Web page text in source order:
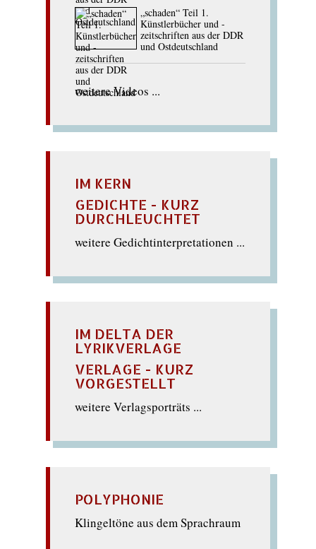
„schaden“ Teil 1.
Künstlerbücher und -
zeitschriften aus der DDR
und Ostdeutschland
weitere Videos ...
IM KERN
GEDICHTE - KURZ
DURCHLEUCHTET
weitere Gedichtinterpretationen ...
IM DELTA DER
LYRIKVERLAGE
VERLAGE - KURZ
VORGESTELLT
weitere Verlagsporträts ...
POLYPHONIE
Klingeltöne aus dem Sprachraum